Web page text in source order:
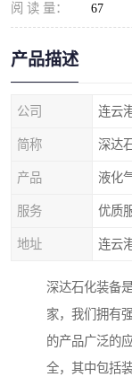
阅 读 量： 67
产品描述
公司 连云
简称 深达
产品 液化
服务 优质
地址 连云
深达石化装备
家，我们拥有
的产品广泛的
全，其中包括